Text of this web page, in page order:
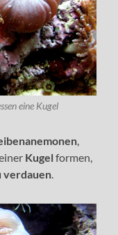
eine Kugel
Kugelformen,
verdauen